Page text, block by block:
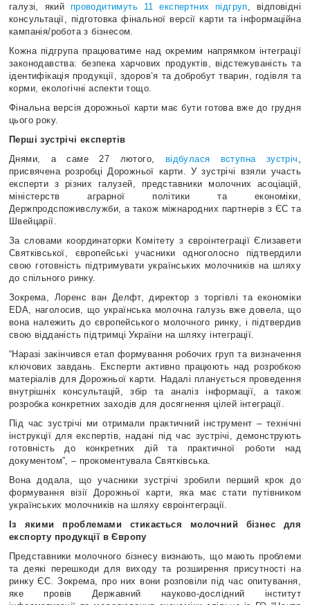
галузі, який проводитимуть 11 експертних підгруп , відповідні
консультації, підготовка фінальної версії карти та інформаційна
кампанія/робота з бізнесом.
Кожна підгрупа працюватиме над окремим напрямком інтеграції
законодавства: безпека харчових продуктів, відстежуваність та
ідентифікація продукції, здоров’я та добробут тварин, годівля та
корми, екологічні аспекти тощо.
Фінальна версія дорожньої карти має бути готова вже до грудня
цього року.
Перші зустрічі експертів
Днями, а саме 27 лютого, відбулася вступна зустріч
присвячена розробці Дорожньої карти. У зустрічі взяли участь
експерти з різних галузей, представники молочних асоціацій,
міністерств аграрної політики та економіки,
Держпродспоживслужби, а також міжнародних партнерів з ЄС та
Швейцарії.
За словами координаторки Комітету з євроінтеграції Єлизавети
Святківської, європейські учасники одноголосно підтвердили
свою готовність підтримувати українських молочників на шляху
до спільного ринку.
Зокрема, Лоренс ван Делфт, директор з торгівлі та економіки
EDA, наголосив, що українська молочна галузь вже довела, що
вона належить до європейського молочного ринку, і підтвердив
свою відданість підтримці України на шляху інтеграції.
“Наразі закінчився етап формування робочих груп та визначення
ключових завдань. Експерти активно працюють над розробкою
матеріалів для Дорожньої карти. Надалі планується проведення
внутрішніх консультацій, збір та аналіз інформації, а також
розробка конкретних заходів для досягнення цілей інтеграції.
Під час зустрічі ми отримали практичний інструмент – технічні
інструкції для експертів, надані під час зустрічі, демонструють
готовність до конкретних дій та практичної роботи над
документом”, – прокоментувала Святківська.
Вона додала, що учасники зустрічі зробили перший крок до
формування візії Дорожньої карти, яка має стати путівником
українських молочників на шляху євроінтеграції.
Із якими проблемами стикається молочний бізнес для
експорту продукції в Європу
Представники молочного бізнесу визнають, що мають проблеми
та деякі перешкоди для виходу та розширення присутності на
ринку ЄС. Зокрема, про них вони розповіли під час опитування,
яке провів Державний науково-дослідний інститут